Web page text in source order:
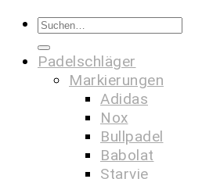
Padelschläger
Markierungen
Adidas
Nox
Bullpadel
Babolat
Starvie